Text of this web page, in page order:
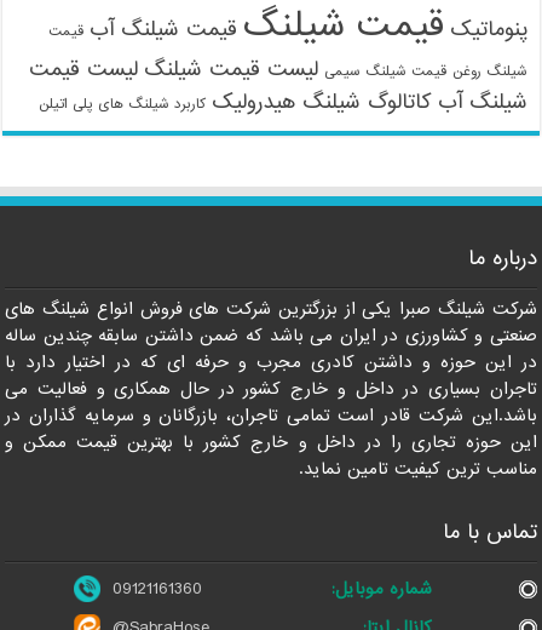
پنوماتیک قیمت شیلنگ قیمت شیلنگ آب قیمت
شیلنگ روغن قیمت شیلنگ سیمی لیست قیمت شیلنگ لیست قیمت
شیلنگ آب کاتالوگ شیلنگ هیدرولیک کاربرد شیلنگ های پلی اتیلن
درباره ما
شرکت شیلنگ صبرا یکی از بزرگترین شرکت های فروش انواع شیلنگ های
صنعتی و کشاورزی در ایران می باشد که ضمن داشتن سابقه چندین ساله
در این حوزه و داشتن کادری مجرب و حرفه ای که در اختیار دارد با
تاجران بسیاری در داخل و خارج کشور در حال همکاری و فعالیت می
باشد.این شرکت قادر است تمامی تاجران، بازرگانان و سرمایه گذاران در
این حوزه تجاری را در داخل و خارج کشور با بهترین قیمت ممکن و
مناسب ترین کیفیت تامین نماید.
تماس با ما
شماره موبایل:
09121161360